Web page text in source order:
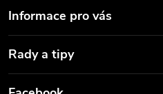
Informace pro vás
Rady a tipy